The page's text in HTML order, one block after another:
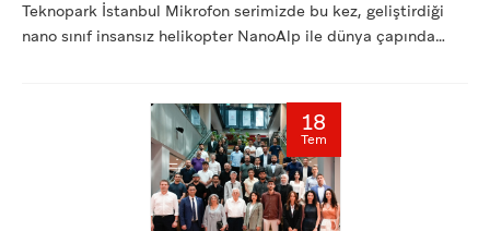
Teknopark İstanbul Mikrofon serimizde bu kez, geliştirdiği
nano sınıf insansız helikopter NanoAlp ile dünya çapında
18
Tem